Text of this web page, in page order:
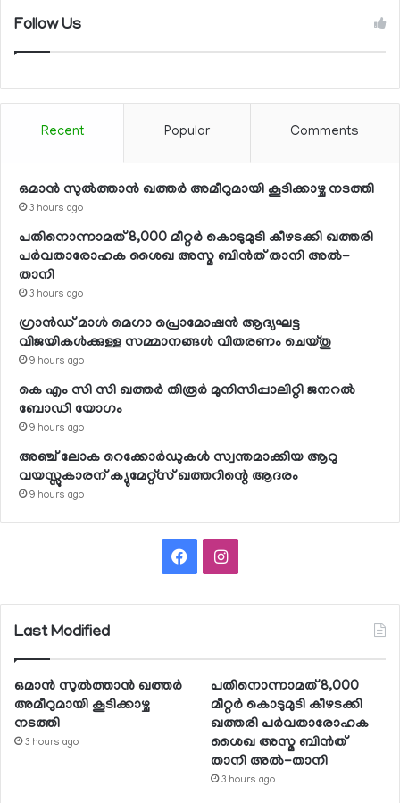
Follow Us
Recent Popular Comments
ഒമാന്‍ സുല്‍ത്താന്‍ ഖത്തര്‍ അമീറുമായി കൂടിക്കാഴ്ച നടത്തി
3 hours ago
പതിനൊന്നാമത് 8,000 മീറ്റര്‍ കൊടുമുടി കീഴടക്കി ഖത്തരി
പര്‍വതാരോഹക ശൈഖ അസ്മ ബിന്‍ത് താനി അല്‍-
താനി
3 hours ago
ഗ്രാന്‍ഡ് മാള്‍ മെഗാ പ്രൊമോഷന്‍ ആദ്യഘട്ട
വിജയികള്‍ക്കുള്ള സമ്മാനങ്ങള്‍ വിതരണം ചെയ്തു
9 hours ago
കെ എം സി സി ഖത്തര്‍ തിരൂര്‍ മുനിസിപ്പാലിറ്റി ജനറല്‍
ബോഡി യോഗം
9 hours ago
അഞ്ച് ലോക റെക്കോര്‍ഡുകള്‍ സ്വന്തമാക്കിയ ആറു
വയസ്സുകാരന് ക്യുമേറ്റ്‌സ് ഖത്തറിന്റെ ആദരം
9 hours ago
FacebookInstagram
Last Modified
ഒമാന്‍ സുല്‍ത്താന്‍ ഖത്തര്‍
അമീറുമായി കൂടിക്കാഴ്ച
നടത്തി
3 hours ago
പതിനൊന്നാമത് 8,000
മീറ്റര്‍ കൊടുമുടി കീഴടക്കി
ഖത്തരി പര്‍വതാരോഹക
ശൈഖ അസ്മ ബിന്‍ത്
താനി അല്‍-താനി
3 hours ago